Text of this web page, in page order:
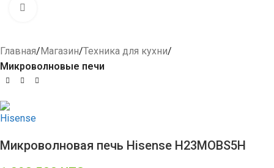
Главная Магазин Техника для кухни
Микроволновые печи
Микроволновая печь Hisense H23MOBS5H